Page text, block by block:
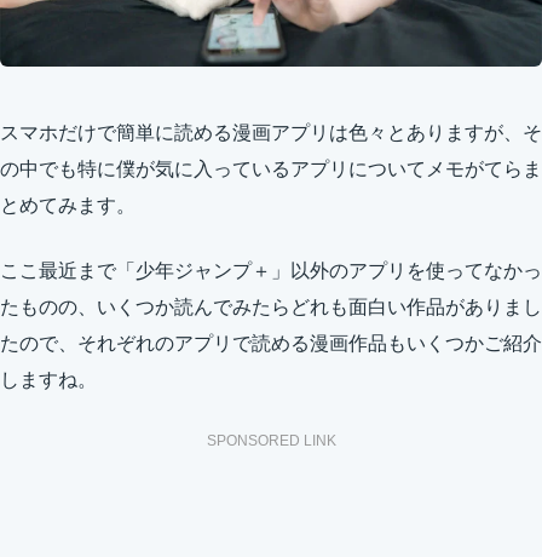
スマホだけで簡単に読める漫画アプリは色々とありますが、そ
の中でも特に僕が気に入っているアプリについてメモがてらま
とめてみます。
ここ最近まで「少年ジャンプ＋」以外のアプリを使ってなかっ
たものの、いくつか読んでみたらどれも面白い作品がありまし
たので、それぞれのアプリで読める漫画作品もいくつかご紹介
しますね。
SPONSORED LINK